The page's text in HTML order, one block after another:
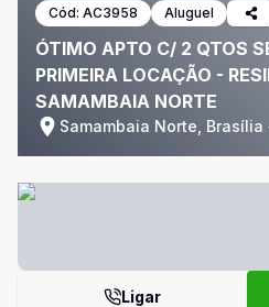
Cód: AC3958 Aluguel
ÓTIMO APTO C/ 2 QTOS
PRIMEIRA LOCAÇÃO -
SAMAMBAIA NORTE
Samambaia Norte, Brasília
Ligar